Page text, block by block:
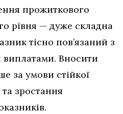
прожиткового
рівня — дуже складна
тісно пов’язаний з
Вносити
за умови стійкої
та зростання